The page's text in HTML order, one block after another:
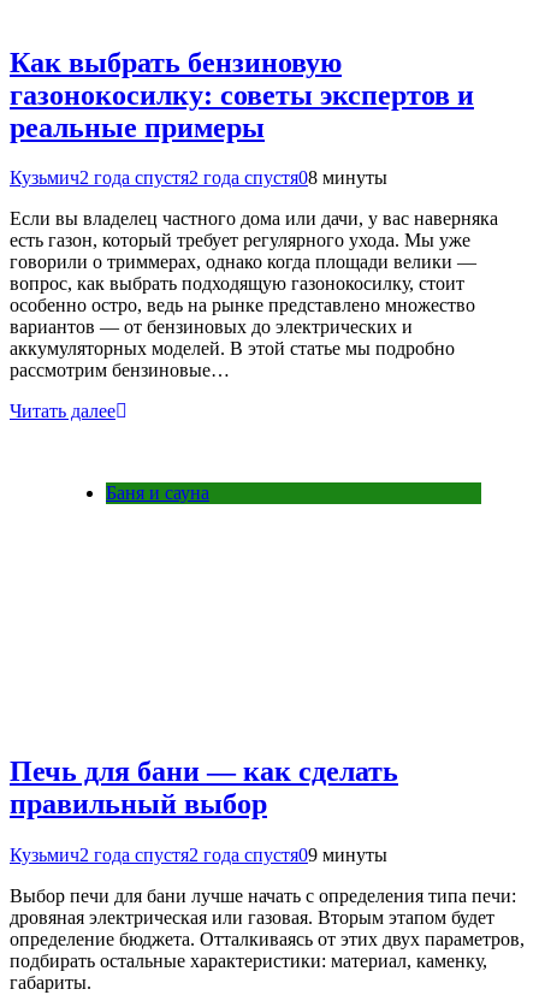
Как выбрать бензиновую
газонокосилку: советы экспертов и
реальные примеры
Кузьмич2 года спустя2 года спустя08 минуты
Если вы владелец частного дома или дачи, у вас наверняка
есть газон, который требует регулярного ухода. Мы уже
говорили о триммерах, однако когда площади велики —
вопрос, как выбрать подходящую газонокосилку, стоит
особенно остро, ведь на рынке представлено множество
вариантов — от бензиновых до электрических и
аккумуляторных моделей. В этой статье мы подробно
рассмотрим бензиновые…
Читать далее
Баня и сауна
Печь для бани — как сделать
правильный выбор
Кузьмич2 года спустя2 года спустя09 минуты
Выбор печи для бани лучше начать с определения типа печи:
дровяная электрическая или газовая. Вторым этапом будет
определение бюджета. Отталкиваясь от этих двух параметров,
подбирать остальные характеристики: материал, каменку,
габариты.